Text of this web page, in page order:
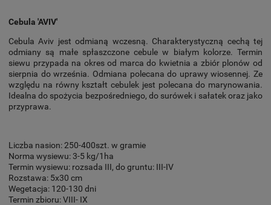
Cebula 'AVIV'
Cebula Aviv jest odmianą wczesną. Charakterystyczną cechą tej
odmiany są małe spłaszczone cebule w białym kolorze. Termin
siewu przypada na okres od marca do kwietnia a zbiór plonów od
sierpnia do września. Odmiana polecana do uprawy wiosennej. Ze
względu na równy kształt cebulek jest polecana do marynowania.
Idealna do spożycia bezpośredniego, do surówek i sałatek oraz jako
przyprawa.
Liczba nasion: 250-400szt. w gramie
Norma wysiewu: 3-5 kg/1ha
Termin wysiewu: rozsada III, do gruntu: III-IV
Rozstawa: 5x30 cm
Wegetacja: 120-130 dni
Termin zbioru: VIII- IX